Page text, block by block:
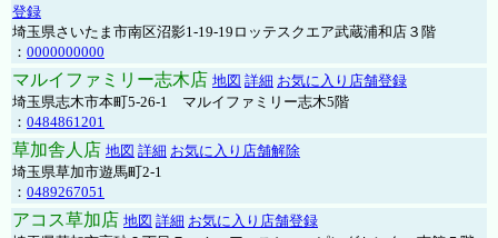
登録
埼玉県さいたま市南区沼影1-19-19ロッテスクエア武蔵浦和店３階
： 0000000000
マルイファミリー志木店 地図 詳細 お気に入り店舗登録
埼玉県志木市本町5-26-1 マルイファミリー志木5階
： 0484861201
草加舎人店 地図 詳細 お気に入り店舗解除
埼玉県草加市遊馬町2-1
： 0489267051
アコス草加店 地図 詳細 お気に入り店舗登録